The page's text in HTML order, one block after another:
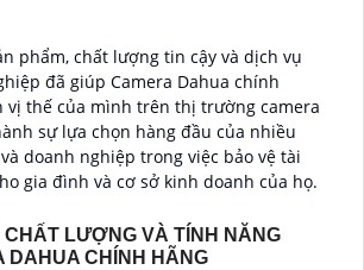
phẩm, chất lượng tin cậy và dịch vụ
đã giúp Camera Dahua chính
vị thế của mình trên thị trường camera
sự lựa chọn hàng đầu của nhiều
doanh nghiệp trong việc bảo vệ tài
gia đình và cơ sở kinh doanh của họ.
LƯỢNG VÀ TÍNH NĂNG
DAHUA CHÍNH HÃNG